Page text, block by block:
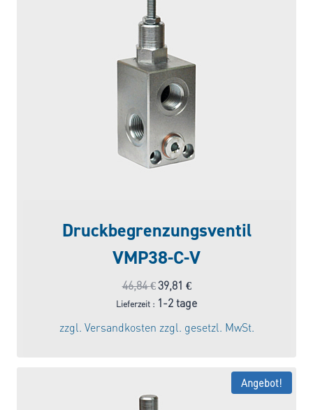
Druckbegrenzungsventil
VMP38-C-V
46,84€Ursprünglicher
Preis
war:
46,84 €
39,81 €Aktueller
Preis
Lieferzeit : 1-2 tage
zzgl. Versandkosten zzgl. gesetzl. MwSt.
Angebot!